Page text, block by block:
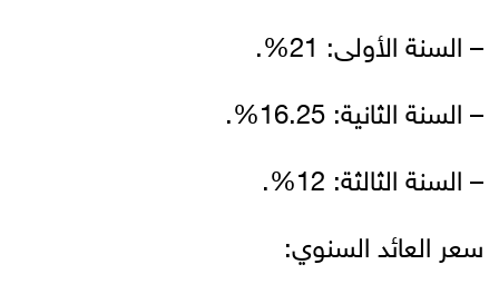
– السنة الأولى: 21%.
– السنة الثانية: 16.25%.
– السنة الثالثة: 12%.
سعر العائد السنوي: